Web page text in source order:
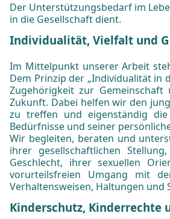
Der Unterstützungsbedarf im
in die Gesellschaft dient.
Individualität, Vielfalt und
Im Mittelpunkt unserer Arbeit
Dem Prinzip der „Individualität in
Zugehörigkeit zur
Zukunft. Dabei helfen wir den
zu treffen und eigenständig
Bedürfnisse und seiner
Wir begleiten, beraten und
ihrer gesellschaftlichen
Geschlecht, ihrer sexuellen
vorurteilsfreien Umgang mit
Verhaltensweisen, Haltungen
Kinderschutz, Kinderrechte